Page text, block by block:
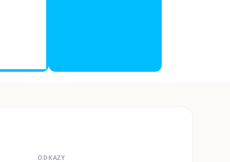
ODKAZY